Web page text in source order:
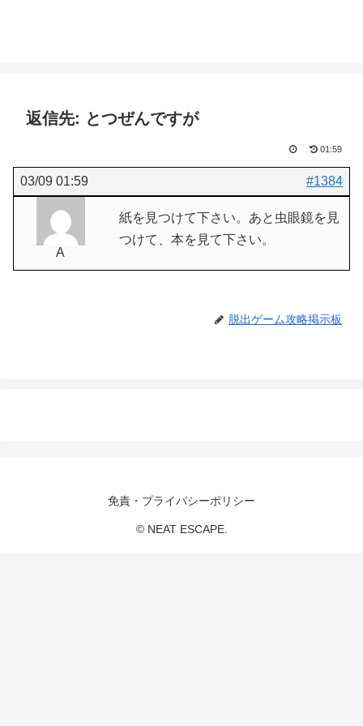
返信先: とつぜんですが
01:59
03/09 01:59 #1384
A
紙を見つけて下さい。あと虫眼鏡を見
つけて、本を見て下さい。
脱出ゲーム攻略掲示板
免責・プライバシーポリシー
© NEAT ESCAPE.